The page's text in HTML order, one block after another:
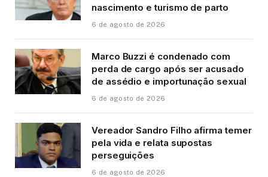
nascimento e turismo de parto
6 de agosto de 2026
Marco Buzzi é condenado com
perda de cargo após ser acusado
de assédio e importunação sexual
6 de agosto de 2026
Vereador Sandro Filho afirma temer
pela vida e relata supostas
perseguições
6 de agosto de 2026